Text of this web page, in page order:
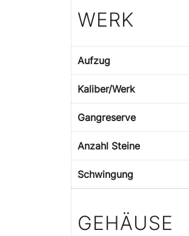
WERK
Aufzug
Kaliber/Werk
Gangreserve
Anzahl Steine
Schwingung
GEHÄUSE